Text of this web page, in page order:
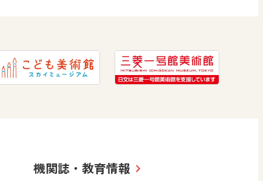
機関誌・教育情報